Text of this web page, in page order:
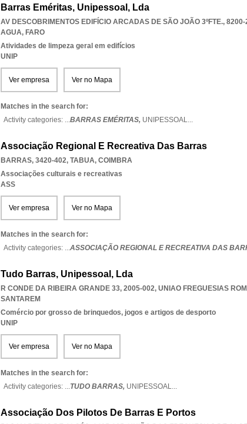
Barras Eméritas, Unipessoal, Lda
AV DESCOBRIMENTOS EDIFÍCIO ARCADAS DE SÃO JOÃO 3ºFTE.,
AGUA, FARO
Atividades de limpeza geral em edifícios
UNIP
Ver empresa Ver no Mapa
Matches in the search for:
Activity categories: ...BARRAS EMÉRITAS, UNIPESSOAL...
Associação Regional E Recreativa Das Barras
BARRAS, 3420-402, TABUA, COIMBRA
Associações culturais e recreativas
ASS
Ver empresa Ver no Mapa
Matches in the search for:
Activity categories: ...ASSOCIAÇÃO REGIONAL E RECREATIVA DAS
Tudo Barras, Unipessoal, Lda
R CONDE DA RIBEIRA GRANDE 33, 2005-002, UNIAO FREGUESIAS
SANTAREM
Comércio por grosso de brinquedos, jogos e artigos de desporto
UNIP
Ver empresa Ver no Mapa
Matches in the search for:
Activity categories: ...TUDO BARRAS, UNIPESSOAL...
Associação Dos Pilotos De Barras E Portos